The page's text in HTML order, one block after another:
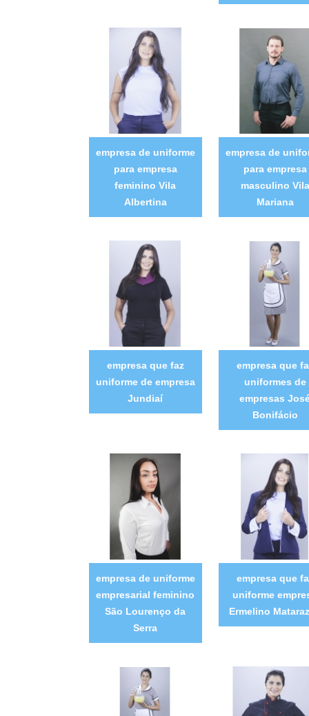
empresa de uniforme
para empresa
feminino Vila
Albertina
empresa de
para empresa
masculino Vila
Mariana
empresa que faz
uniforme de empresa
Jundiaí
empresa que
uniformes de
empresas
Bonifácio
empresa de uniforme
empresarial feminino
São Lourenço da
Serra
empresa que
uniforme
Ermelino